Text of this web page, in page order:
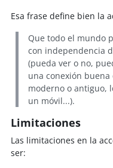
Esa frase define bien la
Que todo el mundo
con independencia
(pueda ver o no,
una conexión
moderno o antiguo,
un móvil...).
Limitaciones
Las limitaciones en la
ser: